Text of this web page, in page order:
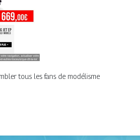
tous les fans de modélisme